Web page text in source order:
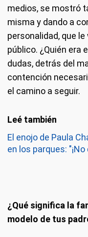
medios, se mostró
misma y dando a
personalidad, que
público. ¿Quién era
dudas, detrás del
contención
el camino a seguir.
El enojo de Paula
en los parques: "¡No
¿Qué significa la
modelo de tus